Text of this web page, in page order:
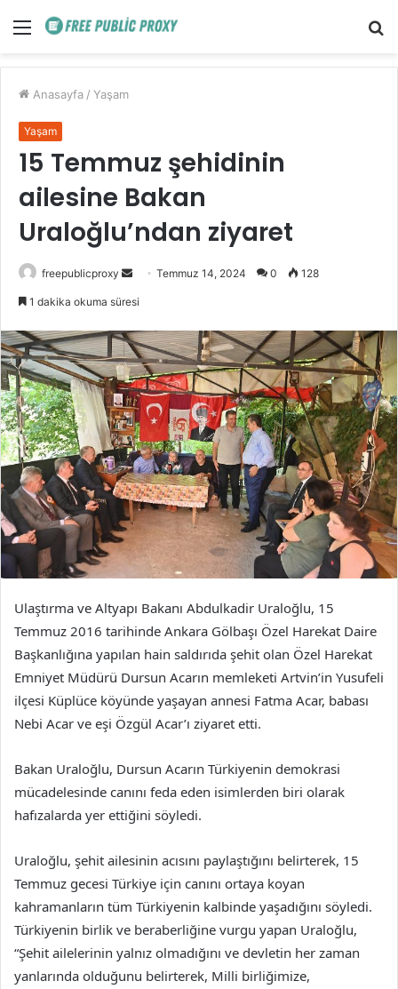
Menü
Anasayfa / Yaşam
Yaşam
15 Temmuz şehidinin
ailesine Bakan
Uraloğlu’ndan ziyaret
freepublicproxy
Bir
göndermek
Temmuz 14, 2024 0 128
1 dakika okuma süresi
Ulaştırma ve Altyapı Bakanı Abdulkadir Uraloğlu, 15
Temmuz 2016 tarihinde Ankara Gölbaşı Özel Harekat Daire
Başkanlığına yapılan hain saldırıda şehit olan Özel Harekat
Emniyet Müdürü Dursun Acarın memleketi Artvin’in Yusufeli
ilçesi Küplüce köyünde yaşayan annesi Fatma Acar, babası
Nebi Acar ve eşi Özgül Acar’ı ziyaret etti.
Bakan Uraloğlu, Dursun Acarın Türkiyenin demokrasi
mücadelesinde canını feda eden isimlerden biri olarak
hafızalarda yer ettiğini söyledi.
Uraloğlu, şehit ailesinin acısını paylaştığını belirterek, 15
Temmuz gecesi Türkiye için canını ortaya koyan
kahramanların tüm Türkiyenin kalbinde yaşadığını söyledi.
Türkiyenin birlik ve beraberliğine vurgu yapan Uraloğlu,
“Şehit ailelerinin yalnız olmadığını ve devletin her zaman
yanlarında olduğunu belirterek, Milli birliğimize,